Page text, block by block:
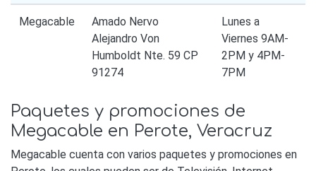
Megacable
Amado Nervo
Alejandro Von
Humboldt Nte. 59 CP
91274
Lunes a
Viernes 9AM-
2PM y 4PM-
7PM
Paquetes y promociones de
Megacable en Perote, Veracruz
Megacable cuenta con varios paquetes y promociones en